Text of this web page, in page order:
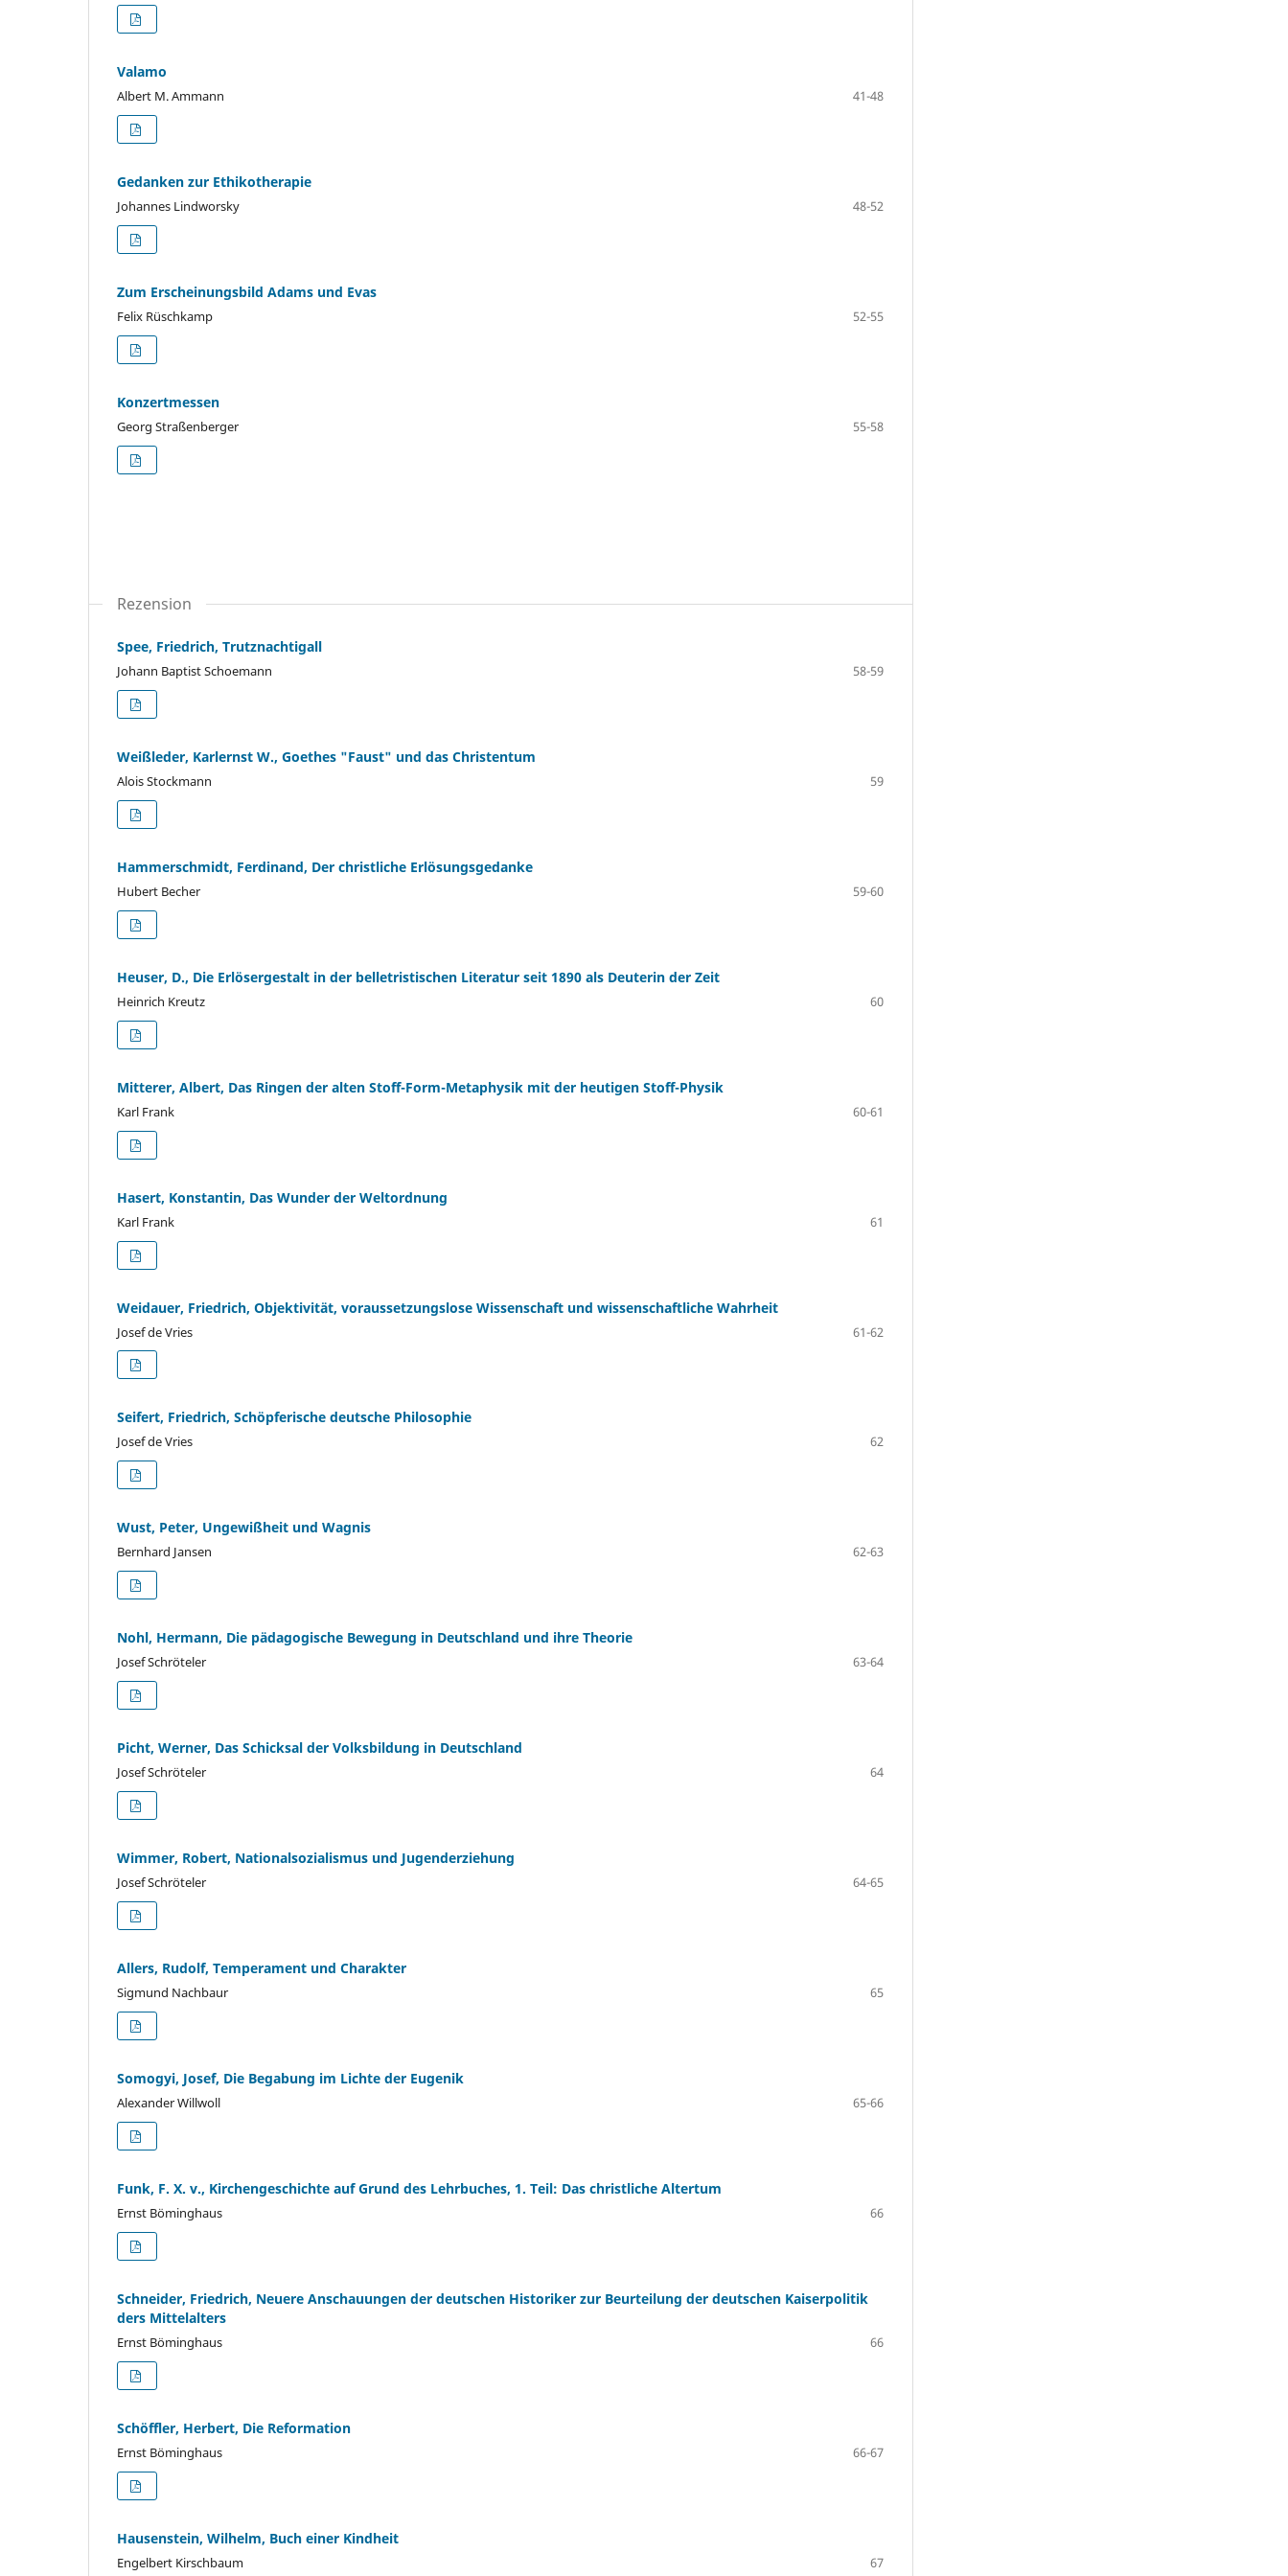
Valamo
Albert M. Ammann 41-48
Gedanken zur Ethikotherapie
Johannes Lindworsky 48-52
Zum Erscheinungsbild Adams und Evas
Felix Rüschkamp 52-55
Konzertmessen
Georg Straßenberger 55-58
Rezension
Spee, Friedrich, Trutznachtigall
Johann Baptist Schoemann 58-59
Weißleder, Karlernst W., Goethes "Faust" und das Christentum
Alois Stockmann 59
Hammerschmidt, Ferdinand, Der christliche Erlösungsgedanke
Hubert Becher 59-60
Heuser, D., Die Erlösergestalt in der belletristischen Literatur seit 1890 als Deuterin der Zeit
Heinrich Kreutz 60
Mitterer, Albert, Das Ringen der alten Stoff-Form-Metaphysik mit der heutigen Stoff-Physik
Karl Frank 60-61
Hasert, Konstantin, Das Wunder der Weltordnung
Karl Frank 61
Weidauer, Friedrich, Objektivität, voraussetzungslose Wissenschaft und wissenschaftliche Wahrheit
Josef de Vries 61-62
Seifert, Friedrich, Schöpferische deutsche Philosophie
Josef de Vries 62
Wust, Peter, Ungewißheit und Wagnis
Bernhard Jansen 62-63
Nohl, Hermann, Die pädagogische Bewegung in Deutschland und ihre Theorie
Josef Schröteler 63-64
Picht, Werner, Das Schicksal der Volksbildung in Deutschland
Josef Schröteler 64
Wimmer, Robert, Nationalsozialismus und Jugenderziehung
Josef Schröteler 64-65
Allers, Rudolf, Temperament und Charakter
Sigmund Nachbaur 65
Somogyi, Josef, Die Begabung im Lichte der Eugenik
Alexander Willwoll 65-66
Funk, F. X. v., Kirchengeschichte auf Grund des Lehrbuches, 1. Teil: Das christliche Altertum
Ernst Böminghaus 66
Schneider, Friedrich, Neuere Anschauungen der deutschen Historiker zur Beurteilung der deutschen Kaiserpolitik
ders Mittelalters
Ernst Böminghaus 66
Schöffler, Herbert, Die Reformation
Ernst Böminghaus 66-67
Hausenstein, Wilhelm, Buch einer Kindheit
Engelbert Kirschbaum 67